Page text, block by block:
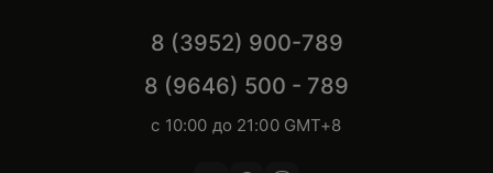
8 (3952) 900-789
8 (9646) 500 - 789
с 10:00 до 21:00 GMT+8